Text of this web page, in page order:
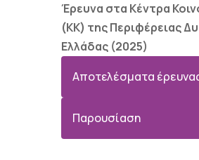
Έρευνα στα Κέντρα
(ΚΚ) της Περιφέρειας
Ελλάδας (2025)
Αποτελέσματα
Παρουσίαση